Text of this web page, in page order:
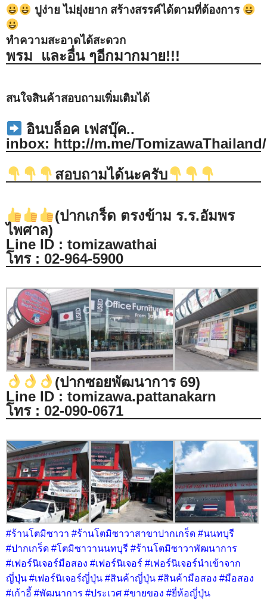
ปูง่าย ไม่ยุ่งยาก สร้างสรรค์ได้ตามที่ต้องการ
ทำความสะอาดได้สะดวก
พรม และอื่น ๆอีกมากมาย!!!
สนใจสินค้าสอบถามเพิ่มเติมได้
อินบล็อค เฟสบุ๊ค..
inbox: http://m.me/TomizawaThailand/
สอบถามได้นะครับ
(ปากเกร็ด ตรงข้าม ร.ร.อัมพร
ไพศาล)
Line ID : tomizawathai
โทร : 02-964-5900
(ปากซอยพัฒนาการ 69)
Line ID : tomizawa.pattanakarn
โทร : 02-090-0671
#ร้านโตมิซาวา #ร้านโตมิซาวาสาขาปากเกร็ด #นนทบุรี
#ปากเกร็ด #โตมิซาวานนทบุรี #ร้านโตมิซาวาพัฒนาการ
#เฟอร์นิเจอร์มือสอง #เฟอร์นิเจอร์ #เฟอร์นิเจอร์นำเข้าจาก
ญี่ปุ่น #เฟอร์นิเจอร์ญี่ปุ่น #สินค้าญี่ปุ่น #สินค้ามือสอง #มือสอง
#เก้าอี้ #พัฒนาการ #ประเวศ #ขายของ #ยี่ห้อญี่ปุ่น